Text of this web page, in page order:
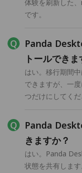
体験を刷新した
です。
Panda
トールできま
はい。移行期間
できますが、一
つだけにしてくだ
Panda
きますか？
はい。Panda
状態を共有します